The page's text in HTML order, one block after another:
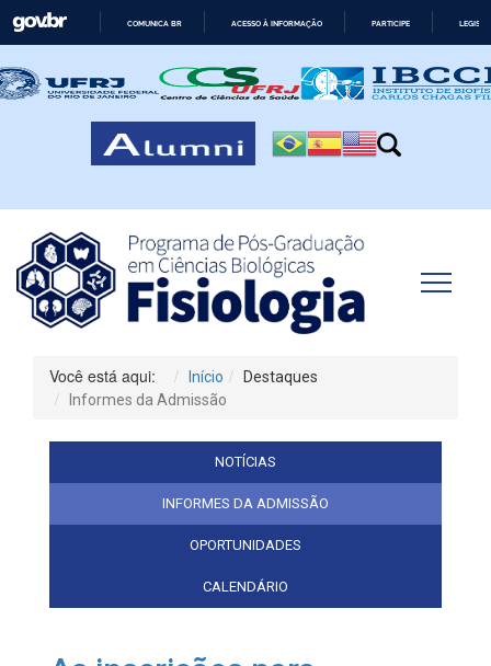
PARA
O
CONTEÚDO
COMUNICA BR ACESSO À INFORMAÇÃO PARTICIPE
Você está aqui: Início
Destaques
Informes da Admissão
NOTÍCIAS
INFORMES DA ADMISSÃO
OPORTUNIDADES
CALENDÁRIO